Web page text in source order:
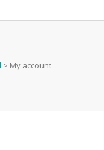
> My account